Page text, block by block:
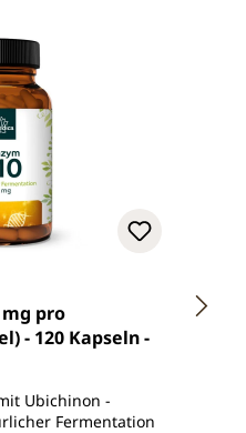
von 4.8 von 5
mg pro
- 120 Kapseln -
Ubichinon -
aus natürlicher Fermentation